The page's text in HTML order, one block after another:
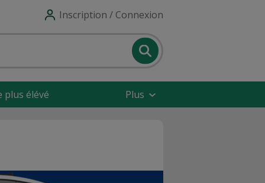
Inscription / Connexion
plus élévé Plus